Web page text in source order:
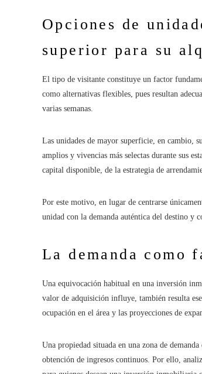
Opciones de
superior para su
El tipo de visitante constituye un factor
como alternativas flexibles, pues resultan
varias semanas.
Las unidades de mayor superficie, en cambio,
amplios y vivencias más selectas durante sus
capital disponible, de la estrategia de
Por este motivo, en lugar de centrarse
unidad con la demanda auténtica del destino y
La demanda como
Una equivocación habitual en una inversión
valor de adquisición influye, también resulta
ocupación en el área y las proyecciones de
Una propiedad situada en una zona de
obtención de ingresos continuos. Por ello,